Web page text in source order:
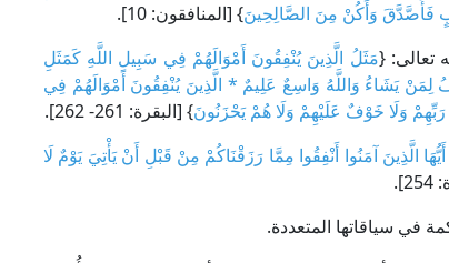
فَأَصَّدَّقَ وَأَكُنْ مِنَ الصَّالِحِينَ} [المنافقون: 10].
تعالى: {مَثَلُ الَّذِينَ يُنْفِقُونَ أَمْوَالَهُمْ فِي سَبِيلِ اللَّهِ كَمَثَلِ
يَشَاءُ وَاللَّهُ وَاسِعٌ عَلِيمٌ * الَّذِينَ يُنْفِقُونَ أَمْوَالَهُمْ فِي
رَبِّهِمْ وَلَا خَوْفٌ عَلَيْهِمْ وَلَا هُمْ يَحْزَنُونَ} [البقرة: 261- 262].
أَيُّهَا الَّذِينَ آمَنُوا أَنْفِقُوا مِمَّا رَزَقْنَاكُمْ مِنْ قَبْلِ أَنْ يَأْتِيَ يَوْمٌ لَا
في سياقاتها المتعددة.